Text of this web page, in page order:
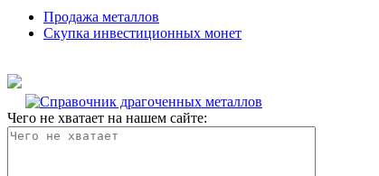
Продажа металлов
Скупка инвестиционных монет
Чего не хватает на нашем сайте: